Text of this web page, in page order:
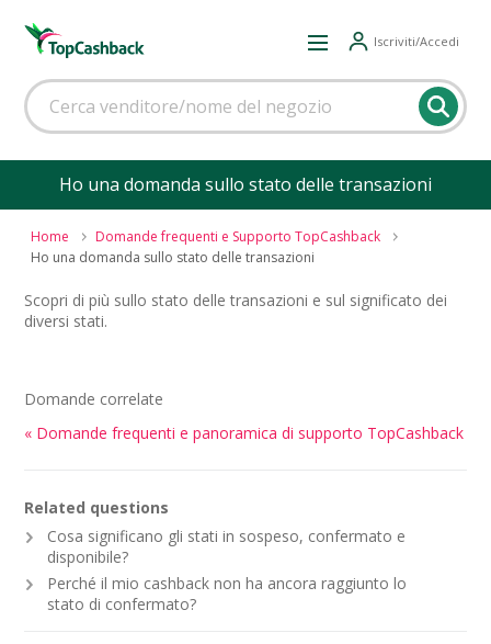
Iscriviti/Accedi
Ho una domanda sullo stato delle transazioni
Home
Domande frequenti e Supporto TopCashback
Ho una domanda sullo stato delle transazioni
Scopri di più sullo stato delle transazioni e sul significato dei
diversi stati.
Domande correlate
« Domande frequenti e panoramica di supporto TopCashback
Related questions
Cosa significano gli stati in sospeso, confermato e
disponibile?
Perché il mio cashback non ha ancora raggiunto lo
stato di confermato?